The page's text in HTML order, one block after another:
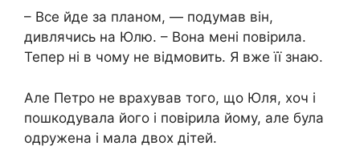
– Все йде за планом, — подумав він,
дивлячись на Юлю. – Вона мені повірила.
Тепер ні в чому не відмовить. Я вже її знаю.
Але Петро не врахував того, що Юля, хоч і
пошкодувала його і повірила йому, але була
одружена і мала двох дітей.